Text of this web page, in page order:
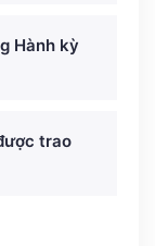
Hành kỳ
trao